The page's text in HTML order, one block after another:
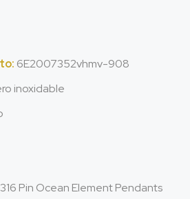
6E2007352vhmv-908
inoxidable
Pin Ocean Element Pendants